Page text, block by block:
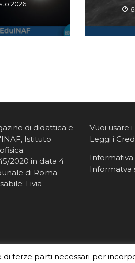
2026
di didattica e
Istituto
.
2020 in data 4
di Roma
Livia
Vuoi usare
Leggi i
Informativa
Informatva
di terze parti necessari per